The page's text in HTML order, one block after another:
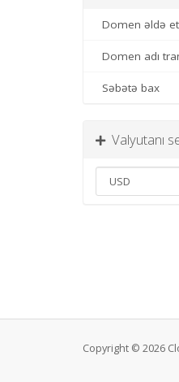
Domen əldə et
Domen adı
Səbətə bax
Valyutanı
Copyright © 2026